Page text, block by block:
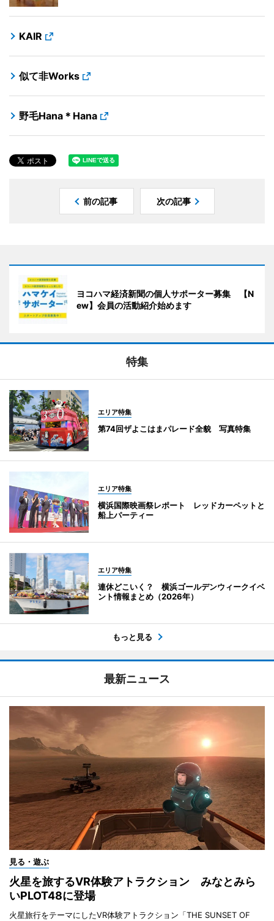
KAIR
似て非Works
野毛Hana＊Hana
前の記事 次の記事
ヨコハマ経済新聞の個人サポーター募集 【N
ew】会員の活動紹介始めます
特集
エリア特集
第74回ザよこはまパレード全貌 写真特集
エリア特集
横浜国際映画祭レポート レッドカーペットと
船上パーティー
エリア特集
連休どこいく？ 横浜ゴールデンウィークイベ
ント情報まとめ（2026年）
もっと見る
最新ニュース
見る・遊ぶ
火星を旅するVR体験アトラクション みなとみら
いPLOT48に登場
火星旅行をテーマにしたVR体験アトラクション「THE SUNSET OF